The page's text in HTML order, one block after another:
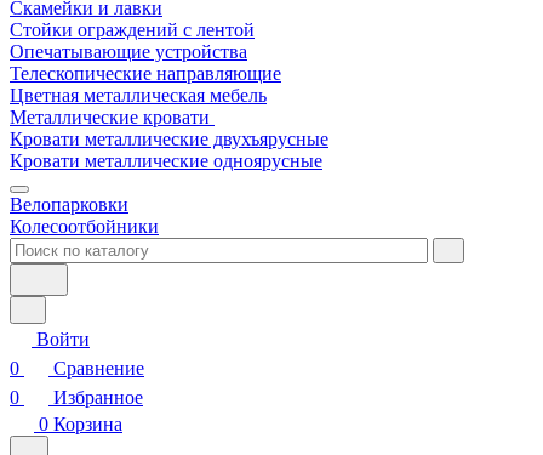
Скамейки и лавки
Стойки ограждений с лентой
Опечатывающие устройства
Телескопические направляющие
Цветная металлическая мебель
Металлические кровати
Кровати металлические двухъярусные
Кровати металлические одноярусные
Велопарковки
Колесоотбойники
Войти
0
Сравнение
0
Избранное
0 Корзина